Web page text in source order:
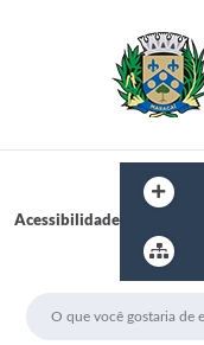
Acessibilidade